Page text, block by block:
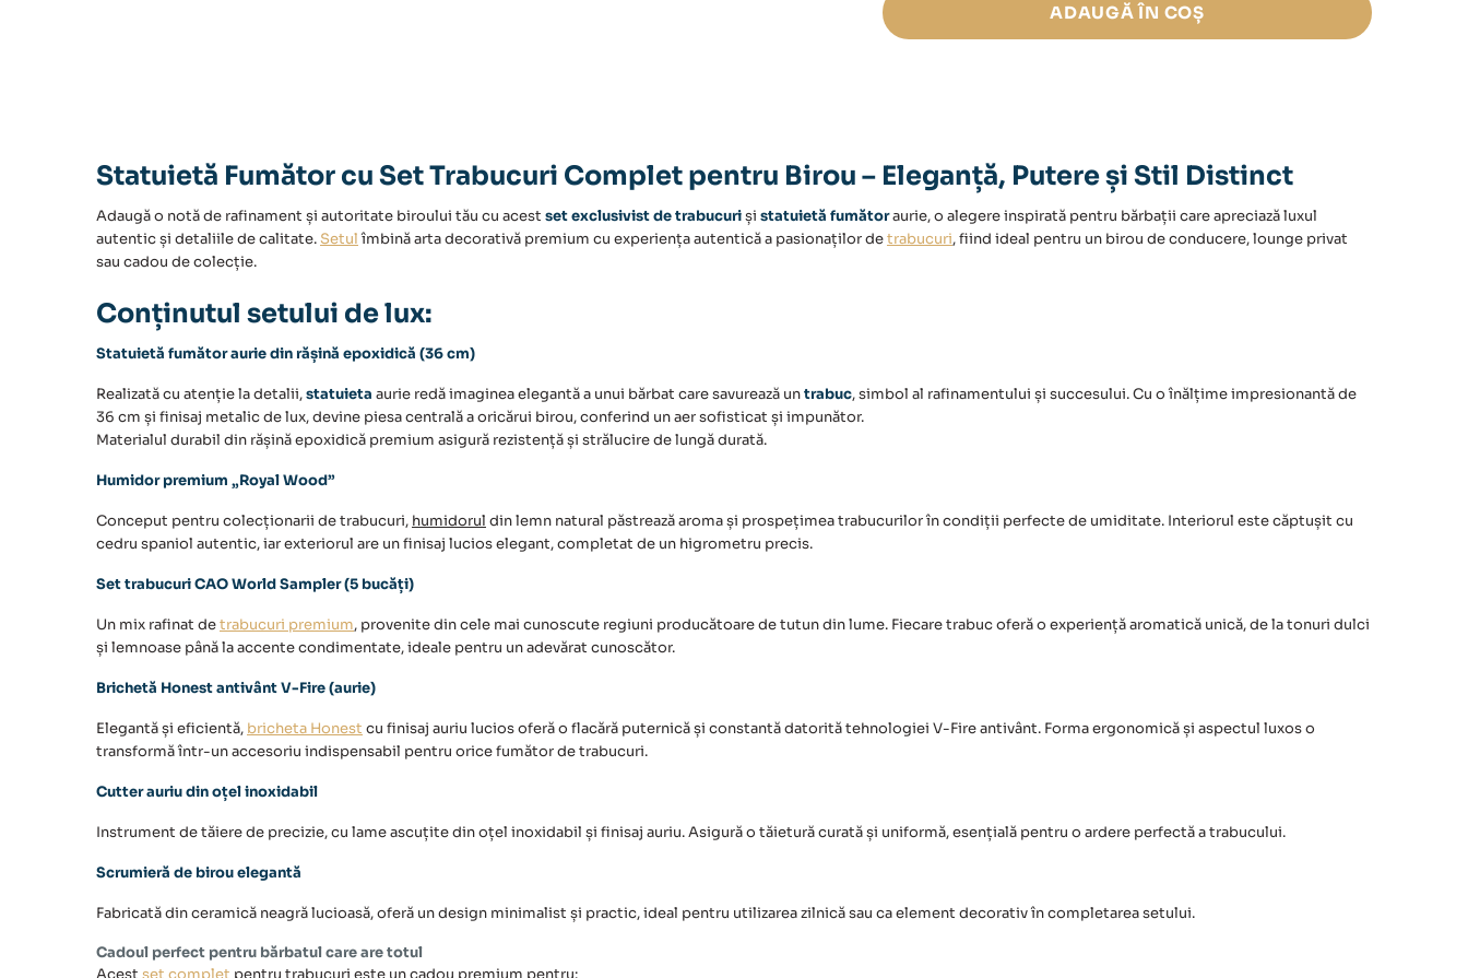
Set
ADAUGĂ ÎN COȘ
Statuietă Fumător cu Set Trabucuri Complet pentru Birou – Eleganță, Putere și Stil Distinct
Adaugă o notă de rafinament și autoritate biroului tău cu acest set exclusivist de trabucuriși statuietă fumătoraurie, o alegere inspirată pentru bărbații care apreciază luxul
autentic și detaliile de calitate.Setulîmbină arta decorativă premium cu experiența autentică a pasionaților detrabucuri, fiind ideal pentru un birou de conducere, lounge privat
sau cadou de colecție.
Conținutul setului de lux:
Statuietă fumător aurie din rășină epoxidică (36 cm)
Realizată cu atenție la detalii,statuieta aurie redă imaginea elegantă a unui bărbat care savurează untrabuc, simbol al rafinamentului și succesului. Cu o înălțime impresionantă de
36 cm și finisaj metalic de lux, devine piesa centrală a oricărui birou, conferind un aer sofisticat și impunător.
Materialul durabil din rășină epoxidică premium asigură rezistență și strălucire de lungă durată.
Humidor premium „Royal Wood”
Conceput pentru colecționarii de trabucuri, humidorul din lemn natural păstrează aroma și prospețimea trabucurilor în condiții perfecte de umiditate. Interiorul este căptușit cu
cedru spaniol autentic, iar exteriorul are un finisaj lucios elegant, completat de un higrometru precis.
Set trabucuri CAO World Sampler (5 bucăți)
Un mix rafinat detrabucuri premium, provenite din cele mai cunoscute regiuni producătoare de tutun din lume. Fiecare trabuc oferă o experiență aromatică unică, de la tonuri dulci
și lemnoase până la accente condimentate, ideale pentru un adevărat cunoscător.
Brichetă Honest antivânt V-Fire (aurie)
Elegantă și eficientă, bricheta Honest cu finisaj auriu lucios oferă o flacără puternică și constantă datorită tehnologiei V-Fire antivânt. Forma ergonomică și aspectul luxos o
transformă într-un accesoriu indispensabil pentru orice fumător de trabucuri.
Cutter auriu din oțel inoxidabil
Instrument de tăiere de precizie, cu lame ascuțite din oțel inoxidabil și finisaj auriu. Asigură o tăietură curată și uniformă, esențială pentru o ardere perfectă a trabucului.
Scrumieră de birou elegantă
Fabricată din ceramică neagră lucioasă, oferă un design minimalist și practic, ideal pentru utilizarea zilnică sau ca element decorativ în completarea setului.
Cadoul perfect pentru bărbatul care are totul
Acest set complet pentru trabucuri este uncadou premium pentru: